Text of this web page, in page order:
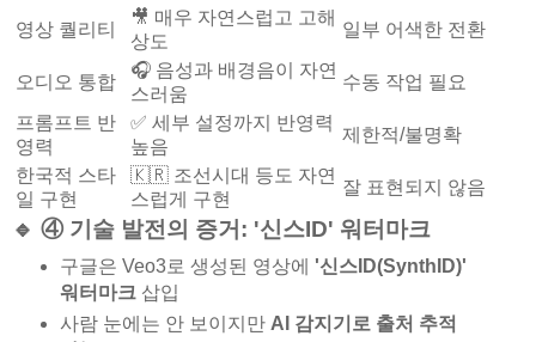
영상 퀄리티
🎥 매우 자연스럽고 고해
상도
일부 어색한 전환
오디오 통합
🎧 음성과 배경음이 자연
스러움
수동 작업 필요
프롬프트 반
영력
✅ 세부 설정까지 반영력
높음
제한적/불명확
한국적 스타
일 구현
🇰🇷 조선시대 등도 자연
스럽게 구현
잘 표현되지 않음
🔹 ④ 기술 발전의 증거: '신스ID' 워터마크
구글은 Veo3로 생성된 영상에 '신스ID(SynthID)'
워터마크삽입
사람 눈에는 안 보이지만 AI 감지기로 출처 추적